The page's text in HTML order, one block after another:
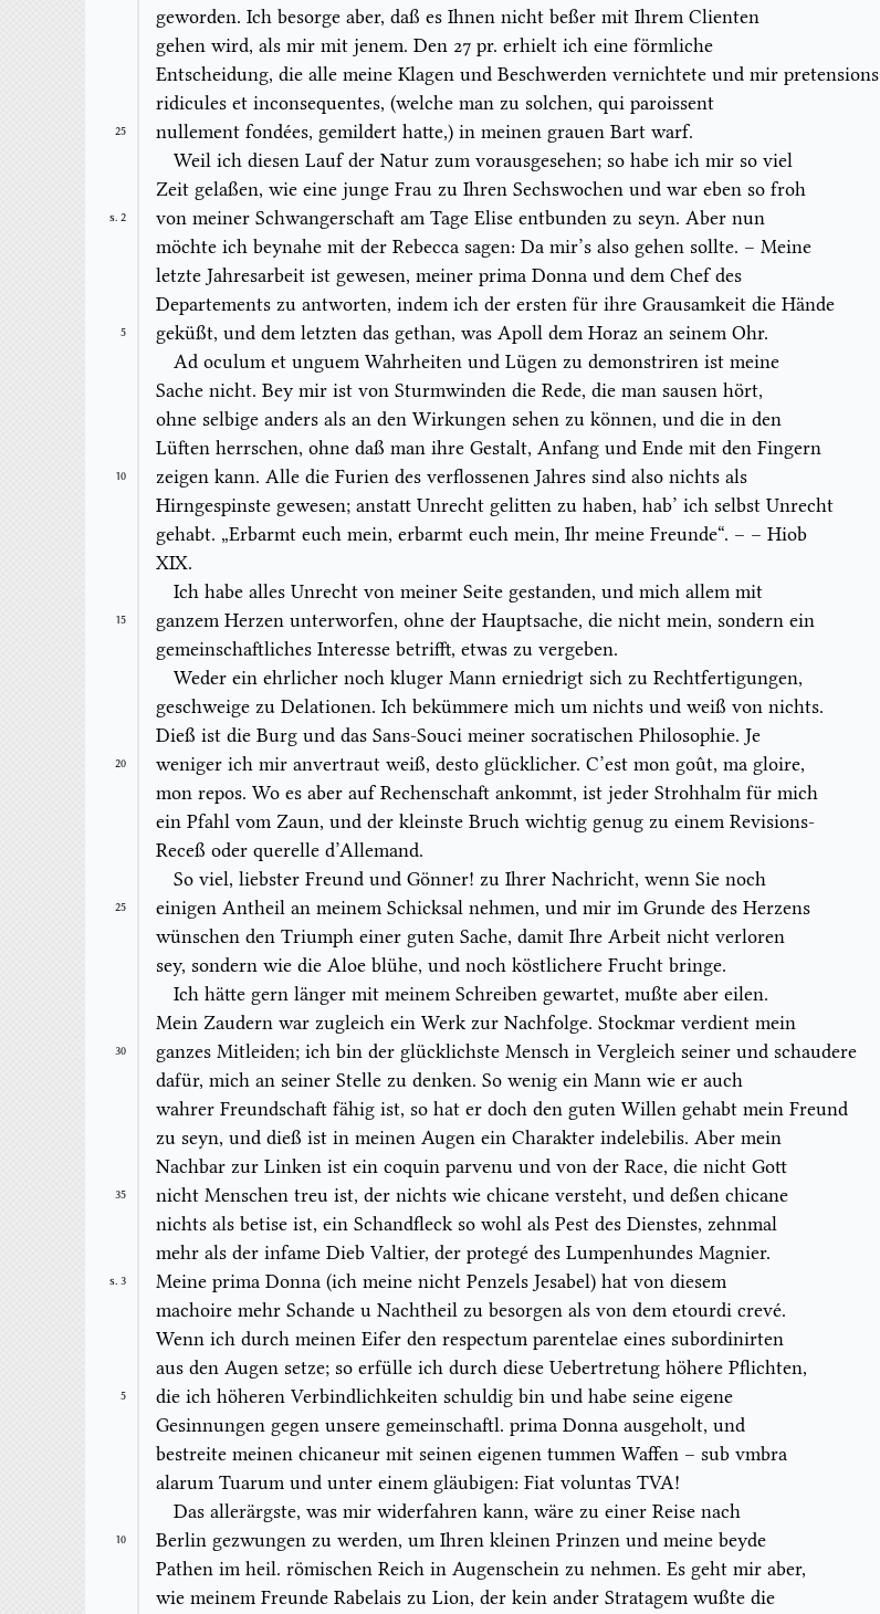
geworden. Ich besorge aber, daß es Ihnen nicht beßer mit Ihrem Clienten
gehen wird, als mir mit jenem. Den 27 pr. erhielt ich eine förmliche
Entscheidung, die alle meine Klagen und Beschwerden vernichtete und mir pretensions
ridicules et inconsequentes, (welche man zu solchen, qui paroissent
25 nullement fondées, gemildert hatte,) in meinen grauen Bart warf.
Weil ich diesen Lauf der Naturzum vorausgesehen; so habe ich mir so viel
Zeit gelaßen, wie eine junge Frau zu Ihren Sechswochen und war eben so froh
S. 2
von meiner Schwangerschaft am Tage Elise entbunden zu seyn. Aber nun
möchte ich beynahe mit der Rebecca sagen: Da mir’s also gehen sollte. – Meine
letzte Jahresarbeit ist gewesen, meiner prima Donna und dem Chef des
Departements zu antworten, indem ich der ersten für ihre Grausamkeit die Hände
5
geküßt, und dem letzten das gethan, was Apoll dem Horaz an seinem Ohr.
Ad oculum et unguem Wahrheiten und Lügen zu demonstriren ist meine
Sache nicht. Bey mir ist von Sturmwinden die Rede, die man sausen hört,
ohne selbige anders als an den Wirkungen sehen zu können, und die in den
Lüften herrschen, ohne daß man ihre Gestalt, Anfang und Ende mit den Fingern
10
zeigen kann. Alle die Furien des verflossenen Jahres sind also nichts als
Hirngespinste gewesen; anstatt Unrecht gelitten zu haben, hab’ ich selbst Unrecht
gehabt. „Erbarmt euch mein, erbarmt euch mein, Ihr meine Freunde“. – – Hiob
XIX.
Ich habe alles Unrecht von meiner Seite gestanden, und mich allem mit
15
ganzem Herzen unterworfen, ohne der Hauptsache, die nicht mein, sondern ein
gemeinschaftliches Interesse betrifft, etwas zu vergeben.
Weder ein ehrlicher noch kluger Mann erniedrigt sich zu Rechtfertigungen,
geschweige zu Delationen. Ich bekümmere mich um nichts und weiß von nichts.
Dieß ist die Burg und das Sans-Souci meiner socratischen Philosophie. Je
20 weniger ich mir anvertraut weiß, desto glücklicher. C’est mon goût, ma gloire,
mon repos. Wo es aber auf Rechenschaft ankommt, ist jeder Strohhalm für mich
ein Pfahl vom Zaun, und der kleinste Bruch wichtig genug zu einem Revisions-
Receß oder querelle d’Allemand.
So viel, liebster Freund und Gönner! zu Ihrer Nachricht, wenn Sie noch
25
einigen Antheil an meinem Schicksal nehmen, und mir im Grunde des Herzens
wünschen den Triumph einer guten Sache, damit Ihre Arbeit nicht verloren
sey, sondern wie die Aloe blühe, und noch köstlichere Frucht bringe.
Ich hätte gern länger mit meinem Schreiben gewartet, mußte aber eilen.
Mein Zaudern war zugleich ein Werk zur Nachfolge. Stockmar verdient mein
30
ganzes Mitleiden; ich bin der glücklichste Mensch in Vergleich seiner und schaudere
dafür, mich an seiner Stelle zu denken. So wenig ein Mann wie er auch
wahrer Freundschaft fähig ist, so hat er doch den guten Willen gehabt mein Freund
zu seyn, und dieß ist in meinen Augen ein Charakter indelebilis. Aber mein
Nachbar zur Linken ist ein coquin parvenu und von der Race, die nicht Gott
35 nicht Menschen treu ist, der nichts wie chicane versteht, und deßen chicane
nichts als betise ist, ein Schandfleck so wohl als Pest des Dienstes, zehnmal
mehr als der infame Dieb Valtier, der protegé des Lumpenhundes Magnier.
S. 3 Meine prima Donna (ich meine nicht Penzels Jesabel) hat von diesem
machoire mehr Schande u Nachtheil zu besorgen als von dem etourdi crevé.
Wenn ich durch meinen Eifer den respectum parentelae eines subordinirten
aus den Augen setze; so erfülle ich durch diese Uebertretung höhere Pflichten,
5 die ich höheren Verbindlichkeiten schuldig bin und habe seine eigene
Gesinnungen gegen unsere gemeinschaftl. prima Donna ausgeholt, und
bestreite meinen chicaneur mit seinen eigenen tummen Waffen – sub vmbra
alarum Tuarum und unter einem gläubigen: Fiat voluntas TVA!
Das allerärgste, was mir widerfahren kann, wäre zu einer Reise nach
10 Berlin gezwungen zu werden, um Ihren kleinen Prinzen und meine beyde
Pathen im heil. römischen Reich in Augenschein zu nehmen. Es geht mir aber,
wie meinem Freunde Rabelais zu Lion, der kein ander Stratagem wußte die